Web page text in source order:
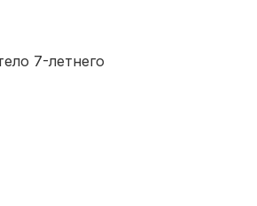
7-летнего